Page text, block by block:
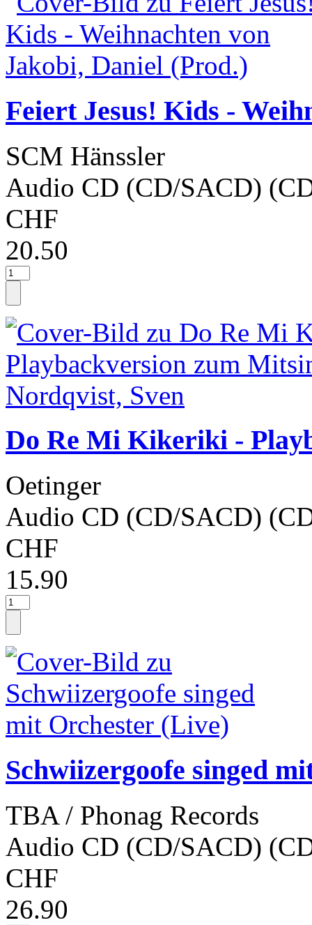
Feiert Jesus! Kids -
SCM Hänssler
Audio CD (CD/SACD)
CHF
20.50
Do Re Mi Kikeriki -
Oetinger
Audio CD (CD/SACD)
CHF
15.90
Schwiizergoofe singed
TBA / Phonag Records
Audio CD (CD/SACD)
CHF
26.90